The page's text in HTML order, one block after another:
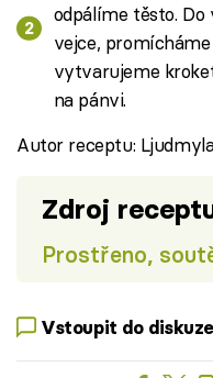
odpálíme těsto.
vejce,
vytvarujeme
na pánvi.
Autor receptu:
Zdroj
Prostřeno,
Vstoupit do diskuze